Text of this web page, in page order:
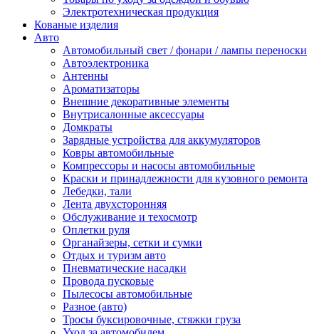
Электротехническая продукция
Кованые изделия
Авто
Автомобильный свет / фонари / лампы переноски
Автоэлектроника
Антенны
Ароматизаторы
Внешние декоративные элементы
Внутрисалонные аксессуары
Домкраты
Зарядные устройства для аккумуляторов
Ковры автомобильные
Компрессоры и насосы автомобильные
Краски и принадлежности для кузовного ремонта
Лебедки, тали
Лента двухсторонняя
Обслуживание и техосмотр
Оплетки руля
Органайзеры, сетки и сумки
Отдых и туризм авто
Пневматические насадки
Провода пусковые
Пылесосы автомобильные
Разное (авто)
Тросы буксировочные, стяжки груза